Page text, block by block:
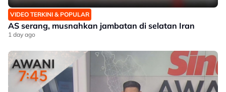
VIDEO TERKINI & POPULAR
AS serang, musnahkan jambatan di selatan Iran
1 day ago